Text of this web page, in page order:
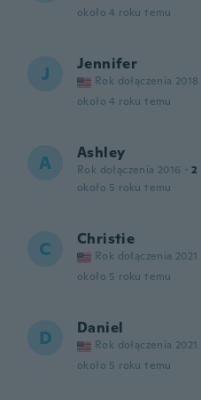
około 4 roku temu
J Jennifer
Rok dołączenia 2018
około 4 roku temu
A Ashley
Rok dołączenia 2016 · 2
około 5 roku temu
C Christie
Rok dołączenia 2021
około 5 roku temu
D Daniel
Rok dołączenia 2021
około 5 roku temu